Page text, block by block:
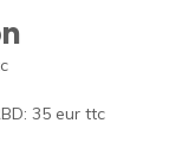
35 eur ttc